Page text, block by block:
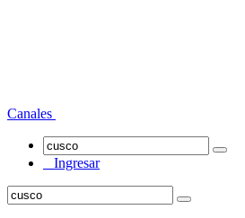
Canales
Ingresar